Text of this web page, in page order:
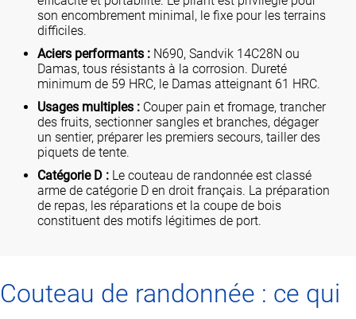
son encombrement minimal, le fixe pour les terrains
difficiles.
Aciers performants : N690, Sandvik 14C28N ou
Damas, tous résistants à la corrosion. Dureté
minimum de 59 HRC, le Damas atteignant 61 HRC.
Usages multiples : Couper pain et fromage, trancher
des fruits, sectionner sangles et branches, dégager
un sentier, préparer les premiers secours, tailler des
piquets de tente.
Catégorie D : Le couteau de randonnée est classé
arme de catégorie D en droit français. La préparation
de repas, les réparations et la coupe de bois
constituent des motifs légitimes de port.
Couteau de randonnée : ce qui